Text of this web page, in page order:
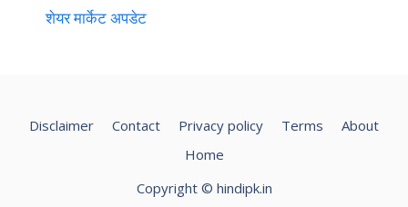
शेयर मार्केट अपडेट
Disclaimer Contact Privacy policy Terms
About
Home
Copyright ©️ hindipk.in